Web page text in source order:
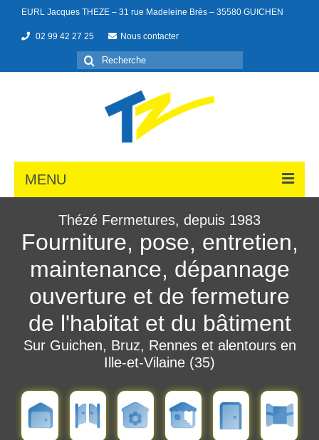
EURL Jacques THEZE – 31 rue Madeleine Brès – 35580 GUICHEN
02 99 42 27 25 Nous contacter
MENU
Portes de garage
Menuiseries
Portails
Bien-être extérieur
Dépannages
Nos Réalisations
Thézé Fermetures, depuis 1983
Fourniture, pose, entretien,
maintenance, dépannage
ouverture et de fermeture
de l'habitat et du bâtiment
Sur Guichen, Bruz, Rennes et alentours en
Ille-et-Vilaine (35)